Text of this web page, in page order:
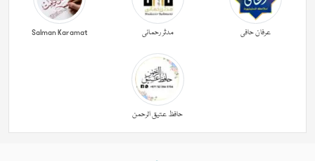
عرفان حافی مدثر رحمانی Salman Karamat
حافظ عتیق الرحمن